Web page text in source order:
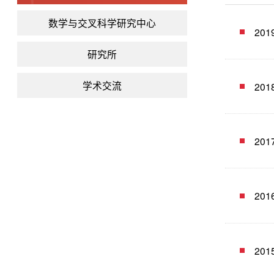
数学与交叉科学研究中心
研究所
学术交流